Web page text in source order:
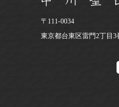
〒111-0034
東京都台東区雷門2丁目3